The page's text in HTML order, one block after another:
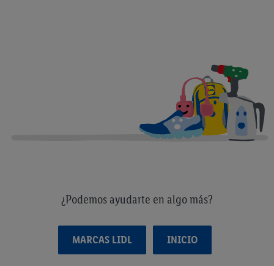
¿Podemos ayudarte en algo más?
MARCAS LIDL INICIO